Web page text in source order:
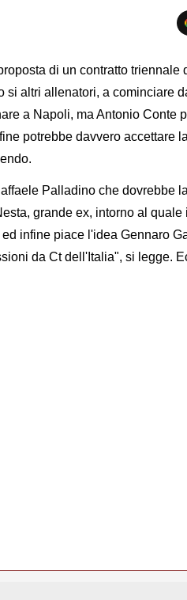
di un contratto triennale
si altri allenatori, a cominciare
a Napoli, ma Antonio Conte
potrebbe davvero accettare
Palladino che dovrebbe
grande ex, intorno al
infine piace l'idea Gennaro
da Ct dell'Italia", si legge.